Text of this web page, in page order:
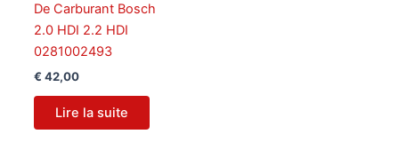
De Carburant Bosch
2.0 HDI 2.2 HDI
0281002493
€ 42,00
Lire la suite